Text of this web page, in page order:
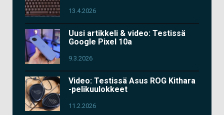
13.4.2026
Uusi artikkeli & video: Testissä
Google Pixel 10a
9.3.2026
Video: Testissä Asus ROG Kithara
-pelikuulokkeet
11.2.2026